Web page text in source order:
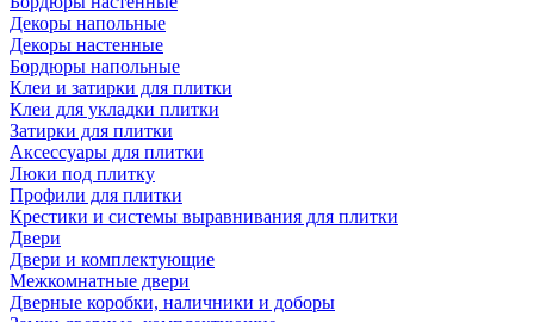
Декоры напольные
Декоры настенные
Бордюры напольные
Клеи и затирки для плитки
Клеи для укладки плитки
Затирки для плитки
Аксессуары для плитки
Люки под плитку
Профили для плитки
Крестики и системы выравнивания для плитки
Двери
Двери и комплектующие
Межкомнатные двери
Дверные коробки, наличники и доборы